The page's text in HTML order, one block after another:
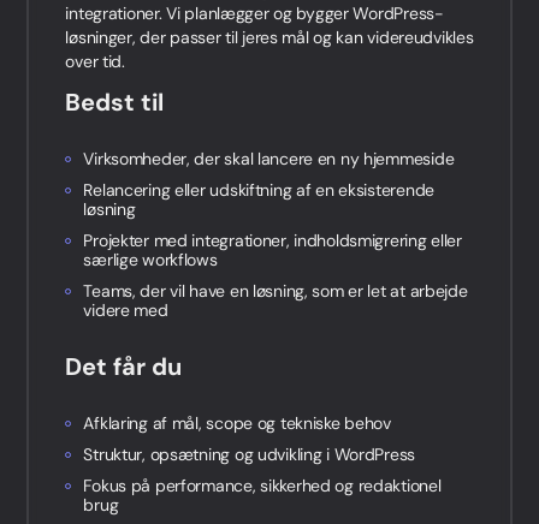
integrationer. Vi planlægger og bygger WordPress-
løsninger, der passer til jeres mål og kan videreudvikles
over tid.
Bedst til
Virksomheder, der skal lancere en ny hjemmeside
Relancering eller udskiftning af en eksisterende
løsning
Projekter med integrationer, indholdsmigrering eller
særlige workflows
Teams, der vil have en løsning, som er let at arbejde
videre med
Det får du
Afklaring af mål, scope og tekniske behov
Struktur, opsætning og udvikling i WordPress
Fokus på performance, sikkerhed og redaktionel
brug
+45 60 18 34 66
jh@webnorth.com